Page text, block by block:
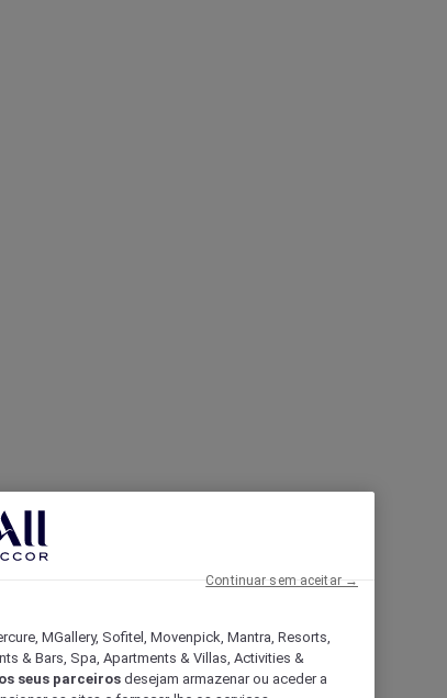
MGallery, Sofitel, Movenpick, Mantra, Resorts,
& Bars, Spa, Apartments & Villas, Activities &
seus parceiros desejam armazenar ou aceder a
Continuar sem aceitar →